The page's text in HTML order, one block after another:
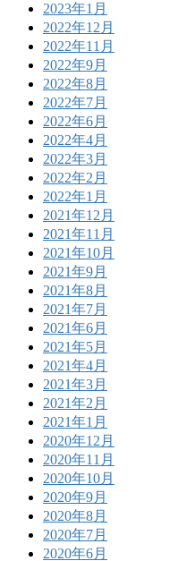
2023年1月
2022年12月
2022年11月
2022年9月
2022年8月
2022年7月
2022年6月
2022年4月
2022年3月
2022年2月
2022年1月
2021年12月
2021年11月
2021年10月
2021年9月
2021年8月
2021年7月
2021年6月
2021年5月
2021年4月
2021年3月
2021年2月
2021年1月
2020年12月
2020年11月
2020年10月
2020年9月
2020年8月
2020年7月
2020年6月